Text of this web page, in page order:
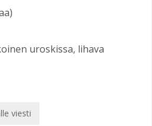
uroskissa, lihava
viesti